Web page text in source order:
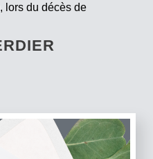
lors du décès de